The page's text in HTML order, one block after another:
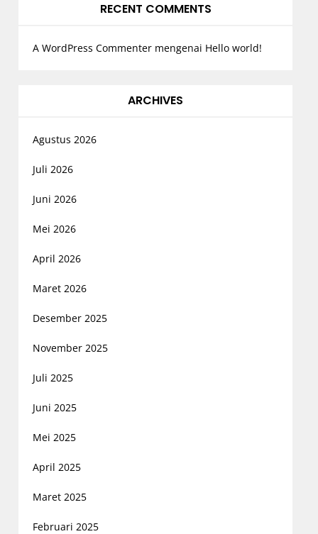
RECENT COMMENTS
A WordPress Commentermengenai Hello world!
ARCHIVES
Agustus 2026
Juli 2026
Juni 2026
Mei 2026
April 2026
Maret 2026
Desember 2025
November 2025
Juli 2025
Juni 2025
Mei 2025
April 2025
Maret 2025
Februari 2025